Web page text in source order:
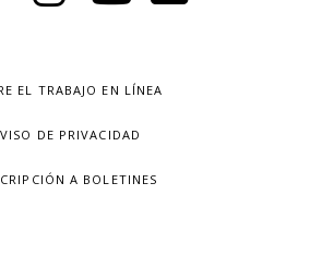
EL TRABAJO EN LÍNEA
DE PRIVACIDAD
A BOLETINES